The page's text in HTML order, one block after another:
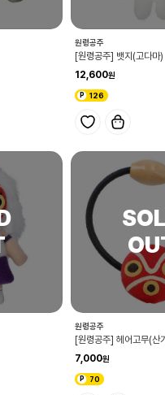
원령공주
[원령공주] 뱃지(고다마)
12,600
126
원령공주
[원령공주] 헤어고무(산
7,000
70